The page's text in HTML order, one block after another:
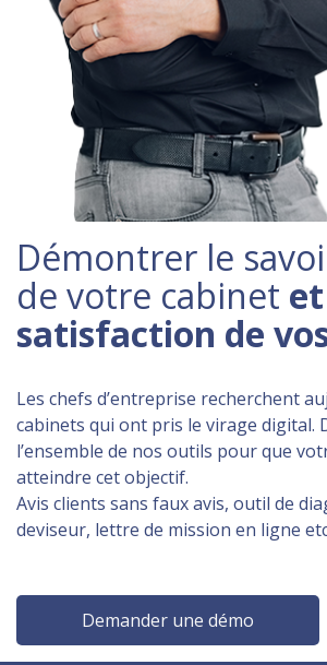
Démontrer le
de votre cabinet
satisfaction de
Les chefs d’entreprise recherchent
cabinets qui ont pris le virage digital.
l’ensemble de nos outils pour que
atteindre cet objectif.
Avis clients sans faux avis, outil de
deviseur, lettre de mission en ligne
Demander une démo